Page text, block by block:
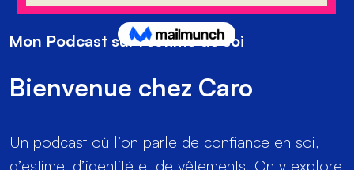
Mon Podcast sur l’estime de soi
Bienvenue chez Caro
Un podcast où l’on parle de confiance en soi,
d’estime, d’identité et de vêtements. On y explore